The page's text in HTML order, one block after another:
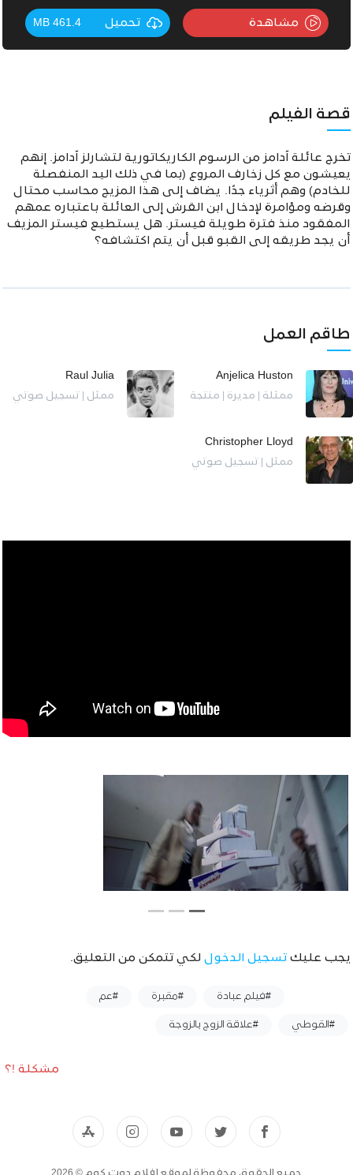
مشاهدة تحميل 461.4 MB
قصة الفيلم
تخرج عائلة آدامز من الرسوم الكاريكاتورية لتشارلز آدامز. إنهم
يعيشون مع كل زخارف المروع (بما في ذلك اليد المنفصلة
للخادم) وهم أثرياء جدًا. يضاف إلى هذا المزيج محاسب محتال
وقرضه ومؤامرة لإدخال ابن القرش إلى العائلة باعتباره عمهم
المفقود منذ فترة طويلة فيستر. هل يستطيع فيستر المزيف
أن يجد طريقه إلى القبو قبل أن يتم اكتشافه؟
طاقم العمل
Anjelica Huston
ممثلة | مديرة | منتجة
Raul Julia
ممثل | تسجيل صوتي
Christopher Lloyd
ممثل | تسجيل صوتي
يجب عليك تسجيل الدخول لكي تتمكن من التعليق.
#فيلم عبادة #مقبرة #عم
#القوطي #علاقة الزوج بالزوجة
مشكلة !؟